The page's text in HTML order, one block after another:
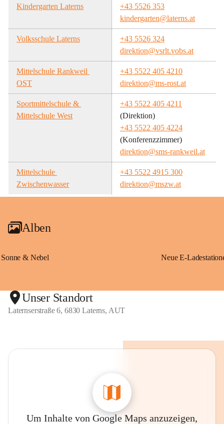
Kindergarten Laterns
+43 5526 353
kindergarten@laterns.at
Volksschule Laterns
+43 5526 324
direktion@vsrlt.vobs.at
Mittelschule Rankweil
OST
+43 5522 405 4210
direktion@ms-rost.at
Sportmittelschule &
Mittelschule West
+43 5522 405 4211
(Direktion)
+43 5522 405 4224
(Konferenzzimmer)
direktion@sms-rankweil.at
Mittelschule
Zwischenwasser
+43 5522 4915 300
direktion@mszw.at
Alben
Sonne & Nebel
Unser Standort
Laternserstraße 6, 6830 Laterns, AUT
Um Inhalte von Google Maps anzuzeigen,